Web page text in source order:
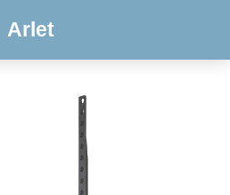
Arlet